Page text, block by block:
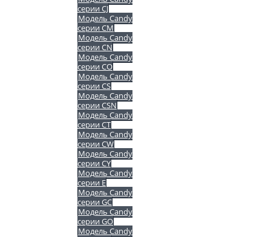
серии CJ
Модель Candy
серии CM
Модель Candy
серии CN
Модель Candy
серии CO
Модель Candy
серии CS
Модель Candy
серии CSN
Модель Candy
серии CT
Модель Candy
серии CW
Модель Candy
серии CY
Модель Candy
серии E
Модель Candy
серии GC
Модель Candy
серии GO
Модель Candy